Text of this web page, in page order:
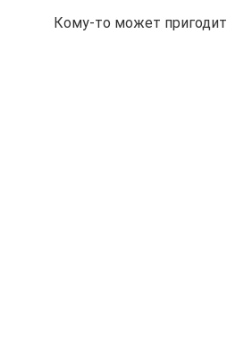
Кому-то может